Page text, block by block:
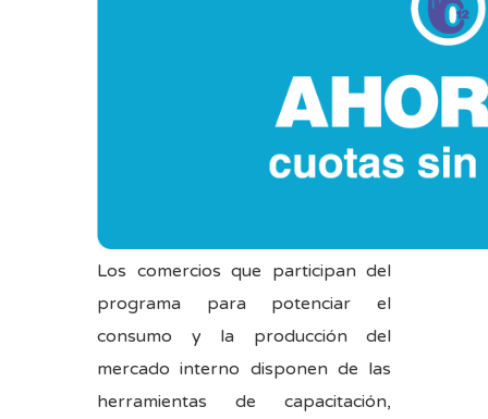
Los comercios que participan del
programa para potenciar el
consumo y la producción del
mercado interno disponen de las
herramientas de capacitación,